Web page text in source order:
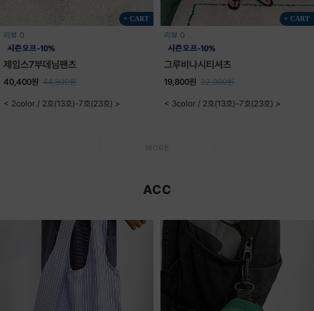
+ CART
리뷰 0
제임스7부데님팬츠
40,400원 44,800원
< 2color / 2호(13호)-7호(23호) >
+ CART
리뷰 0
그루비나시티셔츠
19,800원 22,000원
< 3color / 2호(13호)-7호(23호) >
ACC